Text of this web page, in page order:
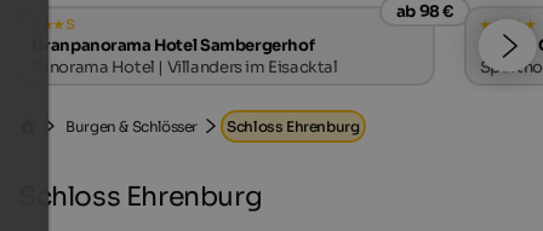
s
ab 98 €
Granpanorama Hotel Sambergerhof
Panorama Hotel | Villanders im Eisacktal
Burgen & Schlösser Schloss Ehrenburg
Schloss Ehrenburg